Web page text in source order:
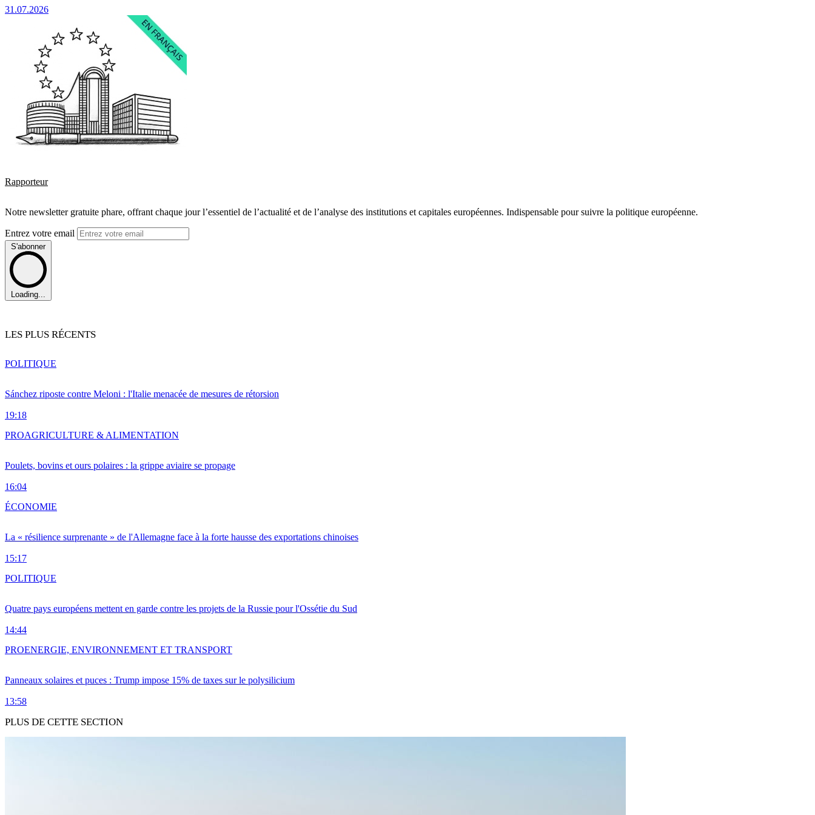
31.07.2026
Rapporteur
Notre newsletter gratuite phare, offrant chaque jour l’essentiel de l’actualité et de l’analyse des institutions et capitales européennes. Indispensable pour suivre la politique européenne.
Entrez votre email
S'abonner
Loading...
LES PLUS RÉCENTS
Sánchez riposte contre Meloni : l'Italie menacée de mesures de rétorsion
19:18
POLITIQUE
Poulets, bovins et ours polaires : la grippe aviaire se propage
16:04
PROAGRICULTURE & ALIMENTATION
La « résilience surprenante » de l'Allemagne face à la forte hausse des exportations chinoises
15:17
ÉCONOMIE
Quatre pays européens mettent en garde contre les projets de la Russie pour l'Ossétie du Sud
14:44
POLITIQUE
Panneaux solaires et puces : Trump impose 15% de taxes sur le polysilicium
13:58
PROENERGIE, ENVIRONNEMENT ET TRANSPORT
PLUS DE CETTE SECTION